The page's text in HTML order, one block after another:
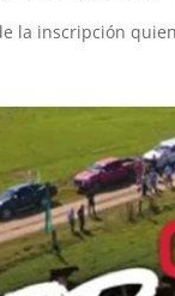
la inscripción